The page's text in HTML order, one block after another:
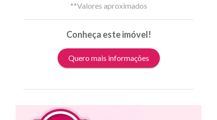
**Valores aproximados
Conheça este imóvel!
Quero mais informações